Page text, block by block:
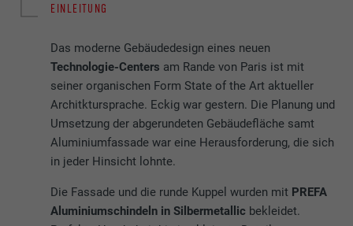
EINLEITUNG
Das moderne Gebäudedesign eines neuen
Technologie-Centers am Rande von Paris ist mit
seiner organischen Form State of the Art aktueller
Architktursprache. Eckig war gestern. Die Planung und
Umsetzung der abgerundeten Gebäudefläche samt
Aluminiumfassade war eine Herausforderung, die sich
in jeder Hinsicht lohnte.
Die Fassade und die runde Kuppel wurden mit PREFA
Aluminiumschindeln in Silbermetallic bekleidet.